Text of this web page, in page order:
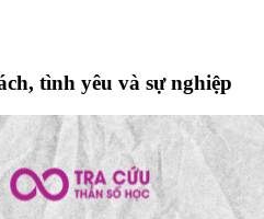
tình yêu và sự nghiệp